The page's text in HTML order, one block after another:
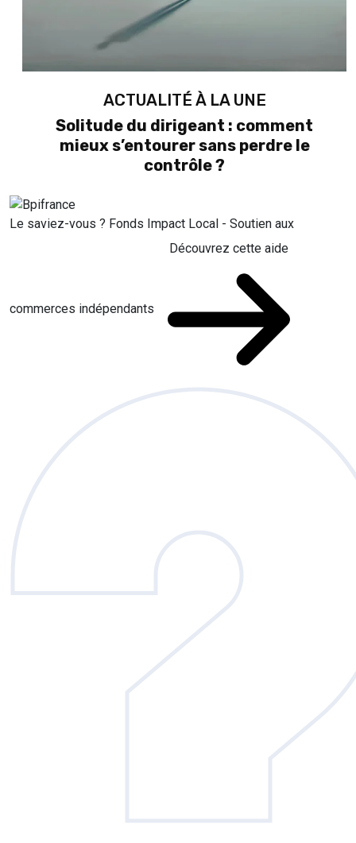
ACTUALITÉ À LA UNE
Solitude du dirigeant : comment
mieux s’entourer sans perdre le
contrôle ?
Le saviez-vous ? Fonds Impact Local - Soutien aux
commerces indépendants
Découvrez cette aide